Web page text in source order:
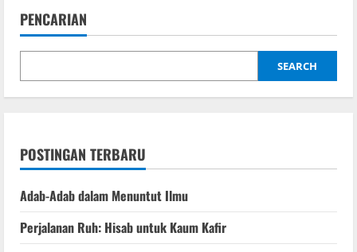
PENCARIAN
SEARCH
POSTINGAN TERBARU
Adab-Adab dalam Menuntut Ilmu
Perjalanan Ruh: Hisab untuk Kaum Kafir